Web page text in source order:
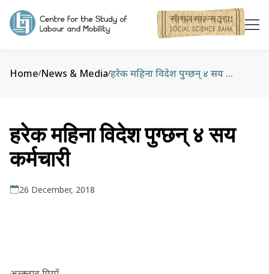
Home/News & Media/ हरेक महिना विदेश पुग्छन् ४ सय कर्मचारी
हरेक महिना विदेश पुग्छन् ४ सय
कर्मचारी
26 December, 2018